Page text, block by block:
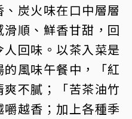
炭火味在口中層層
順、鮮香甘甜，回
回味。以茶入菜是
風味午餐中，「紅
不膩；「苦茶油竹
越香；加上各種季